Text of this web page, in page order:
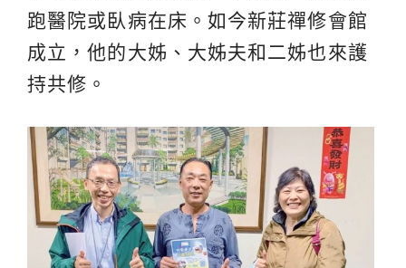
跑醫院或臥病在床。如今新莊禪修會館
成立，他的大姊、大姊夫和二姊也來護
持共修。